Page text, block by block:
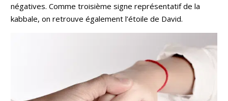
négatives. Comme troisième signe représentatif de la
kabbale, on retrouve également l’étoile de David.